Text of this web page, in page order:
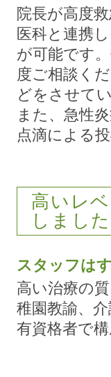
院長が高度
医科と連携
が可能です
度ご相談く
どをさせて
また、急性
点滴による
高いレ
しました
スタッフは
高い治療の
稚園教諭、
有資格者で